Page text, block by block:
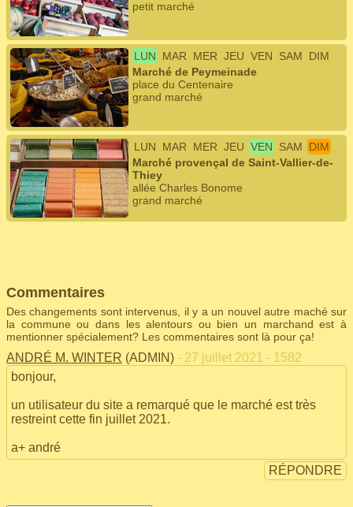
petit marché
LUN MAR MER JEU VEN SAM
DIM
Marché de Peymeinade
place du Centenaire
grand marché
LUN MAR MER JEU VEN SAM
DIM
Marché provençal de Saint-Vallier-de-
Thiey
allée Charles Bonome
grand marché
Commentaires
Des changements sont intervenus, il y a un nouvel autre maché sur
la commune ou dans les alentours ou bien un marchand est à
mentionner spécialement? Les commentaires sont là pour ça!
ANDRÉ M. WINTER (ADMIN) - 27 juillet 2021 - 1582
bonjour,
un utilisateur du site a remarqué que le marché est très
restreint cette fin juillet 2021.
a+ andré
RÉPONDRE